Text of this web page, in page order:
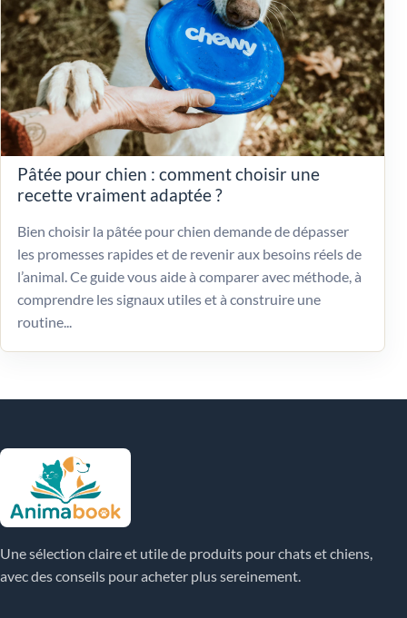
Pâtée pour chien : comment choisir une
recette vraiment adaptée ?
Bien choisir la pâtée pour chien demande de dépasser
les promesses rapides et de revenir aux besoins réels de
l’animal. Ce guide vous aide à comparer avec méthode, à
comprendre les signaux utiles et à construire une
routine...
Une sélection claire et utile de produits pour chats et chiens,
avec des conseils pour acheter plus sereinement.